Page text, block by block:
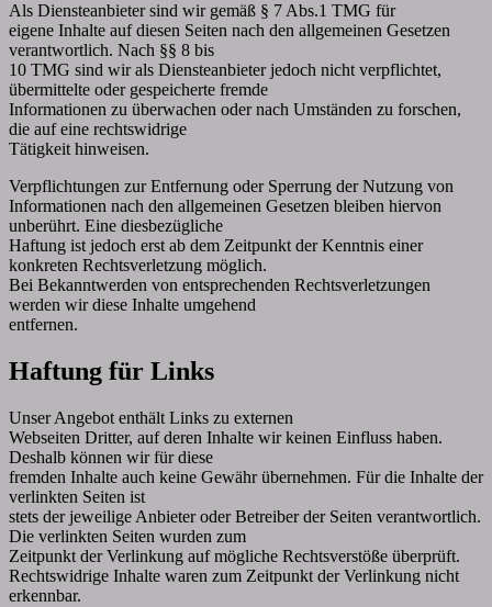
Als Diensteanbieter sind wir gemäß § 7 Abs.1 TMG für
eigene Inhalte auf diesen Seiten nach den allgemeinen Gesetzen
verantwortlich. Nach §§ 8 bis
10 TMG sind wir als Diensteanbieter jedoch nicht verpflichtet,
übermittelte oder gespeicherte fremde
Informationen zu überwachen oder nach Umständen zu forschen,
die auf eine rechtswidrige
Tätigkeit hinweisen.
Verpflichtungen zur Entfernung oder Sperrung der Nutzung von
Informationen nach den allgemeinen Gesetzen bleiben hiervon
unberührt. Eine diesbezügliche
Haftung ist jedoch erst ab dem Zeitpunkt der Kenntnis einer
konkreten Rechtsverletzung möglich.
Bei Bekanntwerden von entsprechenden Rechtsverletzungen
werden wir diese Inhalte umgehend
entfernen.
Haftung für Links
Unser Angebot enthält Links zu externen
Webseiten Dritter, auf deren Inhalte wir keinen Einfluss haben.
Deshalb können wir für diese
fremden Inhalte auch keine Gewähr übernehmen. Für die Inhalte der
verlinkten Seiten ist
stets der jeweilige Anbieter oder Betreiber der Seiten verantwortlich.
Die verlinkten Seiten wurden zum
Zeitpunkt der Verlinkung auf mögliche Rechtsverstöße überprüft.
Rechtswidrige Inhalte waren zum Zeitpunkt der Verlinkung nicht
erkennbar.